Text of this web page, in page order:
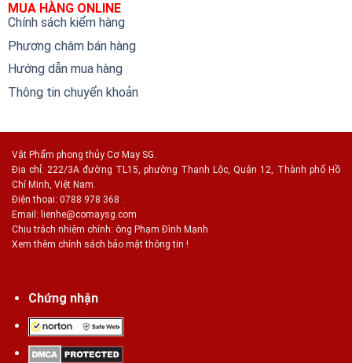
MUA HÀNG ONLINE
Chính sách kiểm hàng
Phương châm bán hàng
Hướng dẫn mua hàng
Thông tin chuyển khoản
Vật Phẩm phong thủy Cơ May SG.
Địa chỉ: 222/3A đường TL15, phường Thạnh Lộc, Quận 12, Thành phố Hồ
Chí Minh, Việt Nam.
Điện thoại: 0788 978 368 .
Email: lienhe@comaysg.com
Chịu trách nhiệm chính: ông Phạm Đình Mạnh
Xem thêm chính sách bảo mật thông tin !
Chứng nhận